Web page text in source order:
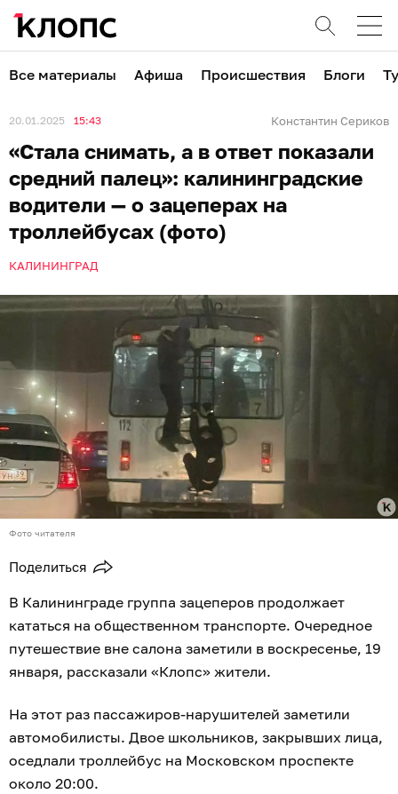
Все материалы Афиша Происшествия Блоги
20.01.2025 15:43 Константин Сериков
«Стала снимать, а в ответ показали
средний палец»: калининградские
водители — о зацеперах на
троллейбусах (фото)
КАЛИНИНГРАД
Фото читателя
Поделиться
В Калининграде группа зацеперов продолжает
кататься на общественном транспорте. Очередное
путешествие вне салона заметили в воскресенье, 19
января, рассказали «Клопс» жители.
На этот раз пассажиров-нарушителей заметили
автомобилисты. Двое школьников, закрывших лица,
оседлали троллейбус на Московском проспекте
около 20:00.